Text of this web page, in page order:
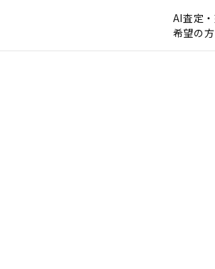
AI査定
希望の方